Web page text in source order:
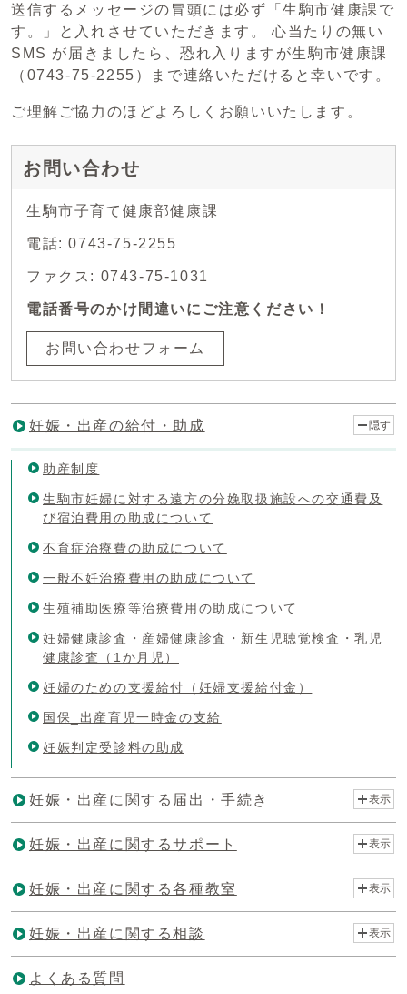
送信するメッセージの冒頭には必ず「生駒市健康課で
す。」と入れさせていただきます。 心当たりの無い
SMS が届きましたら、恐れ入りますが生駒市健康課
（0743-75-2255）まで連絡いただけると幸いです。
ご理解ご協力のほどよろしくお願いいたします。
お問い合わせ
生駒市子育て健康部健康課
電話: 0743-75-2255
ファクス: 0743-75-1031
電話番号のかけ間違いにご注意ください！
お問い合わせフォーム
妊娠・出産の給付・助成 隠す
助産制度
生駒市妊婦に対する遠方の分娩取扱施設への交通費及
び宿泊費用の助成について
不育症治療費の助成について
一般不妊治療費用の助成について
生殖補助医療等治療費用の助成について
妊婦健康診査・産婦健康診査・新生児聴覚検査・乳児
健康診査（1か月児）
妊婦のための支援給付（妊婦支援給付金）
国保_出産育児一時金の支給
妊娠判定受診料の助成
妊娠・出産に関する届出・手続き 表示
妊娠・出産に関するサポート 表示
妊娠・出産に関する各種教室 表示
妊娠・出産に関する相談 表示
よくある質問